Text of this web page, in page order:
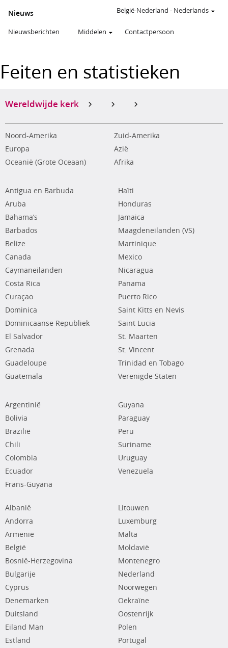
Nieuws
Nieuwsberichten Middelen Contactpersoon
België-Nederland - Nederlands
Feiten en statistieken
Wereldwijde kerk
Noord-Amerika
Zuid-Amerika
Europa
Azië
Oceanië (Grote Oceaan)
Afrika
Antigua en Barbuda
Aruba
Bahama’s
Barbados
Belize
Canada
Caymaneilanden
Costa Rica
Curaçao
Dominica
Dominicaanse Republiek
El Salvador
Grenada
Guadeloupe
Guatemala
Haïti
Honduras
Jamaica
Maagdeneilanden (VS)
Martinique
Mexico
Nicaragua
Panama
Puerto Rico
Saint Kitts en Nevis
Saint Lucia
St. Maarten
St. Vincent
Trinidad en Tobago
Verenigde Staten
Argentinië
Bolivia
Brazilië
Chili
Colombia
Ecuador
Frans-Guyana
Guyana
Paraguay
Peru
Suriname
Uruguay
Venezuela
Albanië
Andorra
Armenië
België
Bosnië-Herzegovina
Bulgarije
Cyprus
Denemarken
Duitsland
Eiland Man
Estland
Litouwen
Luxemburg
Malta
Moldavië
Montenegro
Nederland
Noorwegen
Oekraïne
Oostenrijk
Polen
Portugal